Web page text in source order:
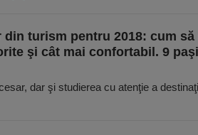
turism pentru 2018: cum
şi cât mai confortabil. 9
dar şi studierea cu atenţie a